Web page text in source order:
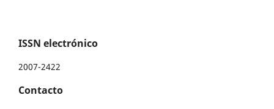
ISSN electrónico
2007-2422
Contacto